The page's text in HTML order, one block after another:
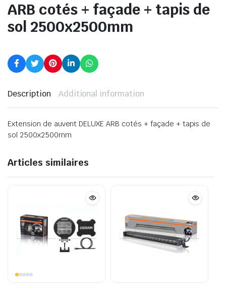
ARB cotés + façade + tapis de
sol 2500x2500mm
Description Additional information
Extension de auvent DELUXE ARB cotés + façade + tapis de
sol 2500x2500mm
Articles similaires